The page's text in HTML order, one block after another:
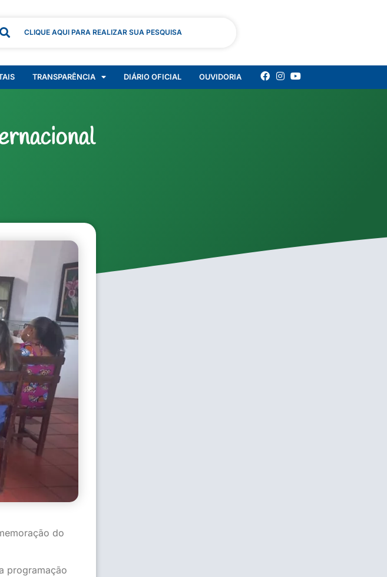
CLIQUE AQUI PARA REALIZAR SUA PESQUISA
TRANSPARÊNCIA DIÁRIO OFICIAL OUVIDORIA
do
programação